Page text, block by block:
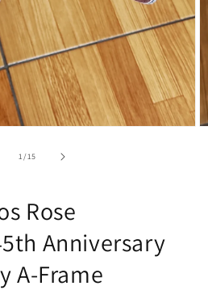
1/de
15
Rose
Anniversary
A-Frame